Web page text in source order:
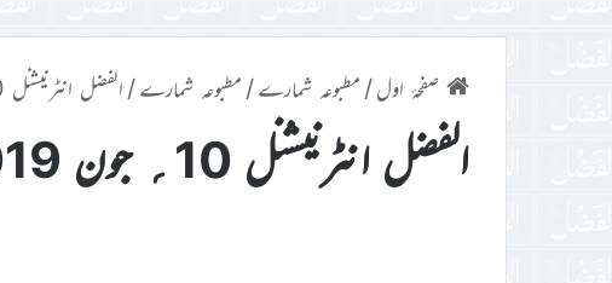
صفحۂ اول/ مطبوعہ شمارے/ مطبوعہ شمارے/ الفضل انٹرنیشنل 10؍ جون 2019ء
الفضل انٹرنیشنل 10؍ جون 2019ء